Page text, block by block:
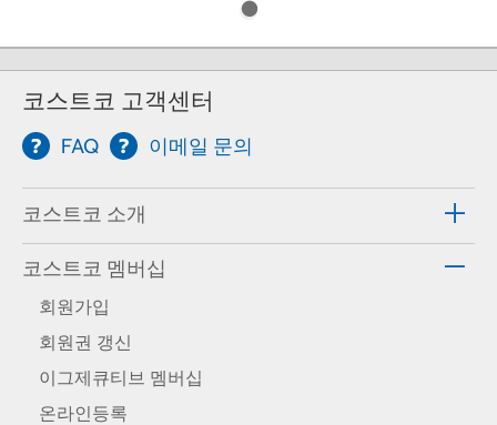
코스트코 고객센터
FAQ 이메일 문의
코스트코 소개
코스트코 멤버십
회원가입
회원권 갱신
이그제큐티브 멤버십
온라인등록